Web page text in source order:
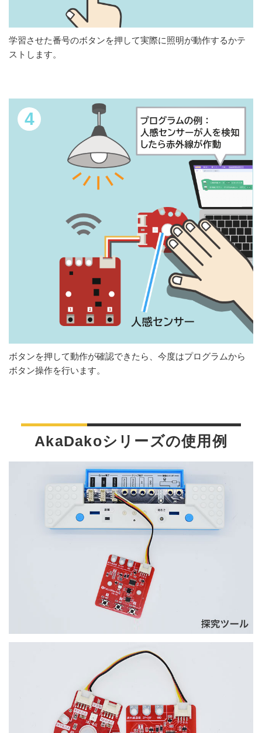
学習させた番号のボタンを押して実際に照明が動作するかテ
ストします。
ボタンを押して動作が確認できたら、今度はプログラムから
ボタン操作を行います。
AkaDakoシリーズの使用例